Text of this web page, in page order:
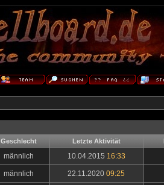
Geschlecht Letzte Aktivität
männlich 10.04.2015 16:33
männlich 22.11.2020 09:25